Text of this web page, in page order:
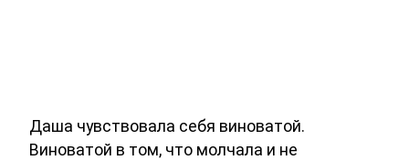
Даша чувствовала себя виноватой.
Виноватой в том, что молчала и не